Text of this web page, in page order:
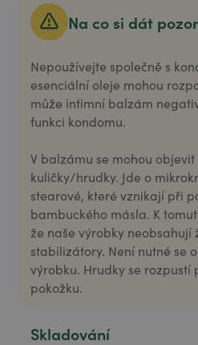
Na co si dát pozor
Nepoužívejte společně s
esenciální oleje mohou
může intimní balzám
funkci kondomu.
V balzámu se mohou
kuličky/hrudky. Jde o
stearové, které vznikají při
bambuckého másla. K
že naše výrobky neobsahují
stabilizátory. Není nutné se
výrobku. Hrudky se rozpustí
pokožku.
Skladování